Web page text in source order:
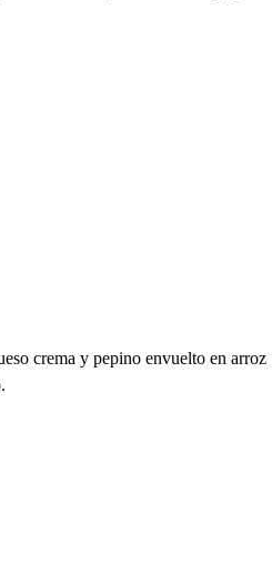
crema y pepino envuelto en arroz